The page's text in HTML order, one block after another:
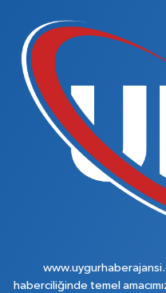
haberciliğinde temel